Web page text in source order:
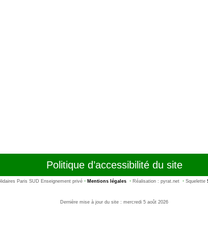
Politique d’accessibilité du site
Paris SUD Enseignement privé • Mentions légales • Réalisation : pyrat.net •Squelette
Dernière mise à jour du site : mercredi 5 août 2026